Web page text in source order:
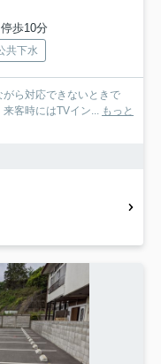
歩10分
共下水
ら対応できないときで
客時にはTVイン... もっと